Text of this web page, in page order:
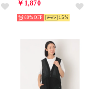
￥1,870
80% 15